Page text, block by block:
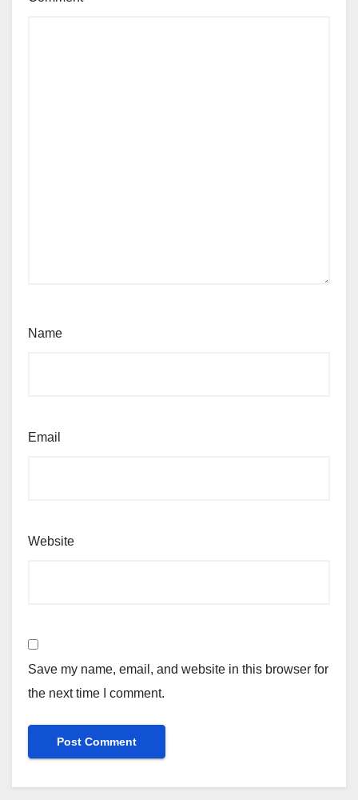
Name
Email
Website
Save my name, email, and website in this browser for
the next time I comment.